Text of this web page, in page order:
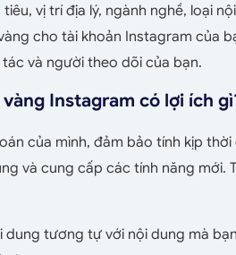
vị trí địa lý, ngành nghề, loại
cho tài khoản Instagram của
và người theo dõi của bạn.
Instagram có lợi ích
của mình, đảm bảo tính kịp
và cung cấp các tính năng mới.
dung tương tự với nội dung mà